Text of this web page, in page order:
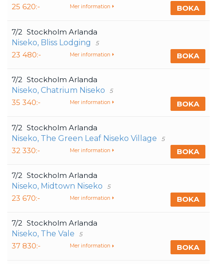
25 620:- BOKA
Mer information
7/2 Stockholm Arlanda
Niseko, Bliss Lodging
5
23 480:- BOKA
Mer information
7/2 Stockholm Arlanda
Niseko, Chatrium Niseko
5
35 340:- BOKA
Mer information
7/2 Stockholm Arlanda
Niseko, The Green Leaf Niseko Village
5
32 330:- BOKA
Mer information
7/2 Stockholm Arlanda
Niseko, Midtown Niseko
5
23 670:- BOKA
Mer information
7/2 Stockholm Arlanda
Niseko, The Vale
5
37 830:- BOKA
Mer information